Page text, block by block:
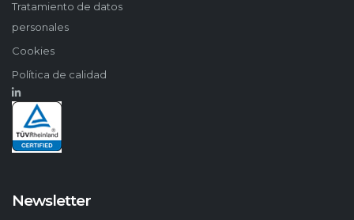
Tratamiento de datos
personales
Cookies
Política de calidad
Newsletter